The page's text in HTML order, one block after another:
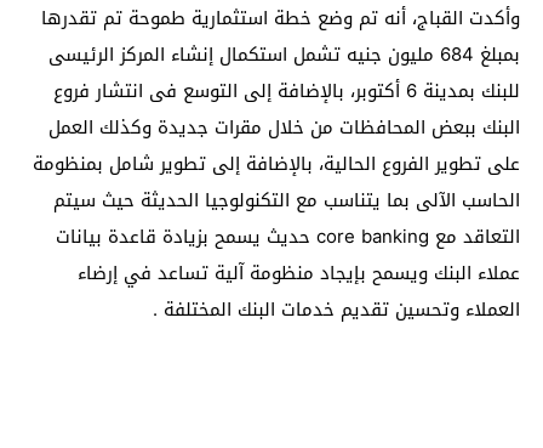
وأكدت القباج، أنه تم وضع خطة استثمارية طموحة تم تقدرها
بمبلغ 684 مليون جنيه تشمل استكمال إنشاء المركز الرئيسى
للبنك بمدينة 6 أكتوبر، بالإضافة إلى التوسع فى انتشار فروع
البنك ببعض المحافظات من خلال مقرات جديدة وكذلك العمل
على تطوير الفروع الحالية، بالإضافة إلى تطوير شامل بمنظومة
الحاسب الآلى بما يتناسب مع التكنولوجيا الحديثة حيث سيتم
التعاقد مع core banking حديث يسمح بزيادة قاعدة بيانات
عملاء البنك ويسمح بإيجاد منظومة آلية تساعد في إرضاء
العملاء وتحسين تقديم خدمات البنك المختلفة .